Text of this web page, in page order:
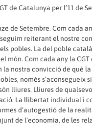
de Catalunya per l’11 de
de Setembre. Com cada
reiterant el nostre
pobles. La del poble
món. Com cada any la
la nostra convicció de què
només s’aconsegueix
lliures. Lliures de
La llibertat individual i
d’autogestió de la
de l’economia, de les